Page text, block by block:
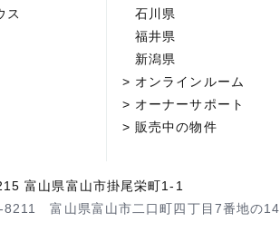
ス
石川県
福井県
新潟県
オンラインルーム
オーナーサポート
販売中の物件
富山県富山市掛尾栄町1-1
富山県富山市二口町四丁目7番地の14